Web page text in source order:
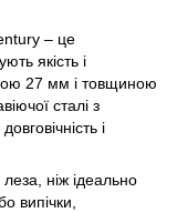
– це
якість і
27 мм і товщиною
сталі з
і
леза, ніж ідеально
випічки,